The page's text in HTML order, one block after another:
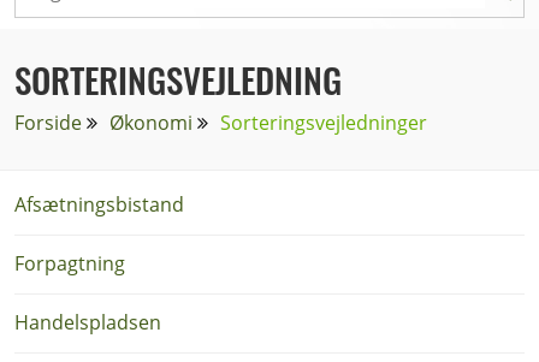
SORTERINGSVEJLEDNING
Forside Økonomi Sorteringsvejledninger
Afsætningsbistand
Forpagtning
Handelspladsen